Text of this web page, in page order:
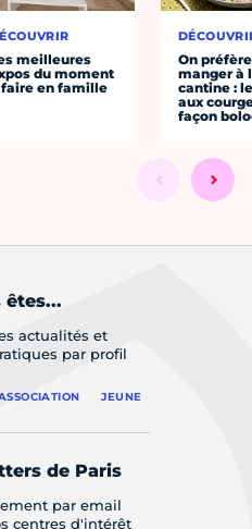
meilleures
du moment
faire en famille
On préfère
manger à
cantine :
aux
façon
êtes...
actualités et
par profil
JEUNE
de Paris
par email
centres d'intérêt